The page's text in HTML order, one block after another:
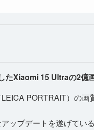
たXiaomi 15 Ultraの2億
PORTRAIT）の
ップデートを遂げている